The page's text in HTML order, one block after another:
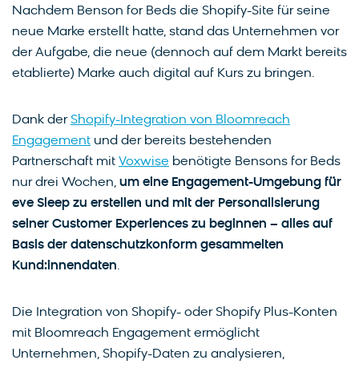
Nachdem Benson for Beds die Shopify-Site für seine
neue Marke erstellt hatte, stand das Unternehmen vor
der Aufgabe, die neue (dennoch auf dem Markt bereits
etablierte) Marke auch digital auf Kurs zu bringen.
Dank derShopify-Integration von Bloomreach
Engagement und der bereits bestehenden
Partnerschaft mit Voxwise benötigte Bensons for Beds
nur drei Wochen, um eine Engagement-Umgebung für
eve Sleep zu erstellen und mit der Personalisierung
seiner Customer Experiences zu beginnen – alles auf
Basis der datenschutzkonform gesammelten
Kund:innendaten.
Die Integration von Shopify- oder Shopify Plus-Konten
mit Bloomreach Engagement ermöglicht
Unternehmen, Shopify-Daten zu analysieren,